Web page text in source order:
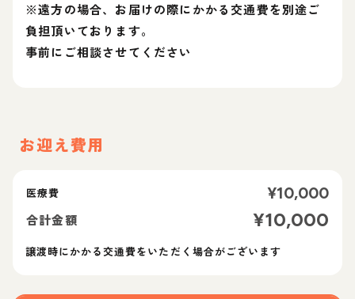
※遠方の場合、お届けの際にかかる交通費を別途ご
負担頂いております。
事前にご相談させてください
お迎え費用
医療費 ¥10,000
合計金額 ¥10,000
譲渡時にかかる交通費をいただく場合がございます